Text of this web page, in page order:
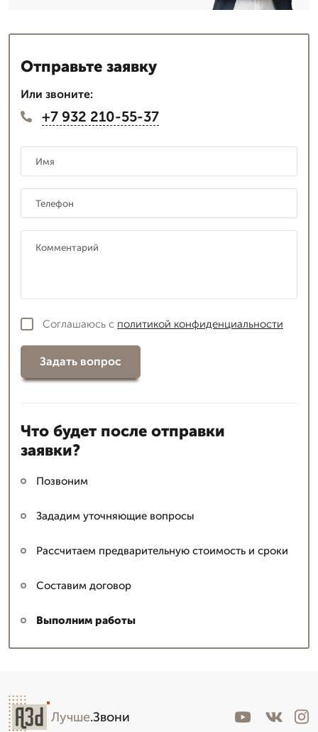
Отправьте заявку
Или звоните:
+7 932 210-55-37
Соглашаюсь с политикой конфиденциальности
Задать вопрос
Что будет после отправки
заявки?
Позвоним
Зададим уточняющие вопросы
Рассчитаем предварительную стоимость и сроки
Составим договор
Выполним работы
Лучше.Звони